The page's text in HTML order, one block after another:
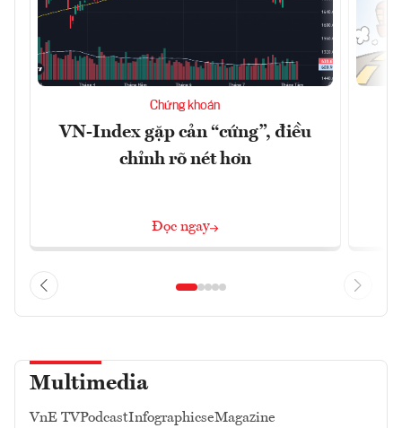
Chứng khoán
VN-Index gặp cản “cứng”, điều
chỉnh rõ nét hơn
Đọc ngay
Multimedia
VnE TVPodcastInfographicseMagazine